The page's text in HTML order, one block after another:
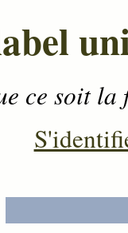
ce soit